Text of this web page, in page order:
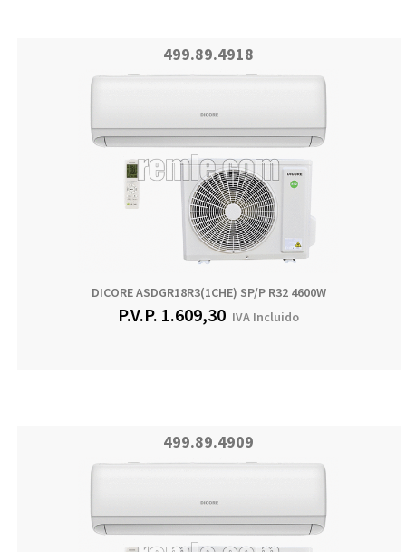
499.89.4918
DICORE ASDGR18R3(1CHE) SP/P R32 4600W
P.V.P. 1.609,30 IVA Incluido
499.89.4909